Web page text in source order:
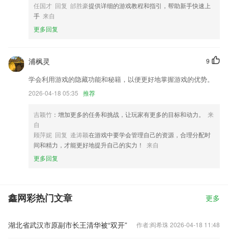
任国才 回复 邰胜豪提供详细的游戏教程和指引，帮助新手快速上
手 来自
更多回复
9
浦枫灵
学会利用游戏的隐藏功能和秘籍，以便更好地掌握游戏的优势。
2026-04-18 05:35 推荐
吉颖竹 ：增加更多的任务和挑战，让玩家有更多的目标和动力。
来
自
顾萍妮 回复 逄涛颖在游戏中要学会管理自己的资源，合理分配时
间和精力，才能更好地提升自己的实力！
来自
更多回复
鑫网彩热门文章 更多
湖北省武汉市原副市长王清华被“双开” 作者:阎希珠 2026-04-18 11:48